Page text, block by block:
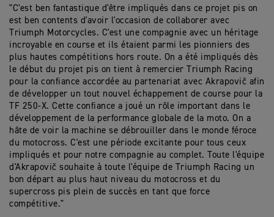
"C'est ben fantastique d'être impliqués dans ce projet pis on
est ben contents d'avoir l'occasion de collaborer avec
Triumph Motorcycles. C'est une compagnie avec un héritage
incroyable en course et ils étaient parmi les pionniers des
plus hautes compétitions hors route. On a été impliqués dès
le début du projet pis on tient à remercier Triumph Racing
pour la confiance accordée au partenariat avec Akrapovič afin
de développer un tout nouvel échappement de course pour la
TF 250-X. Cette confiance a joué un rôle important dans le
développement de la performance globale de la moto. On a
hâte de voir la machine se débrouiller dans le monde féroce
du motocross. C'est une période excitante pour tous ceux
impliqués et pour notre compagnie au complet. Toute l'équipe
d'Akrapovič souhaite à toute l'équipe de Triumph Racing un
bon départ au plus haut niveau du motocross et du
supercross pis plein de succès en tant que force
compétitive."